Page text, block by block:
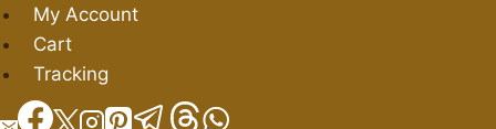
Salta
al
contenuto
My Account
Cart
Tracking